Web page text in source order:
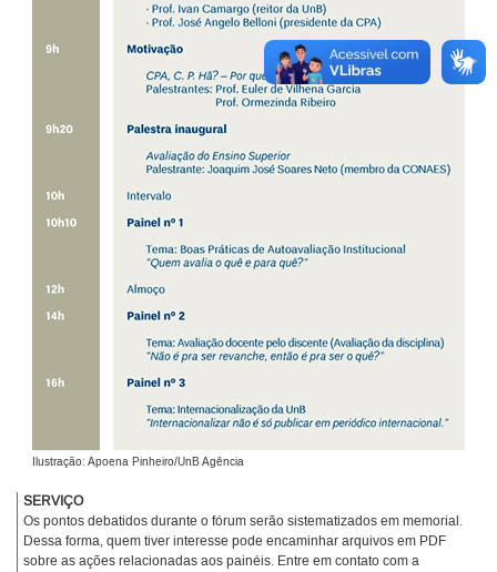
Ilustração: Apoena Pinheiro/UnB Agência
SERVIÇO
Os pontos debatidos durante o fórum serão sistematizados em memorial.
Dessa forma, quem tiver interesse pode encaminhar arquivos em PDF
sobre as ações relacionadas aos painéis. Entre em contato com a